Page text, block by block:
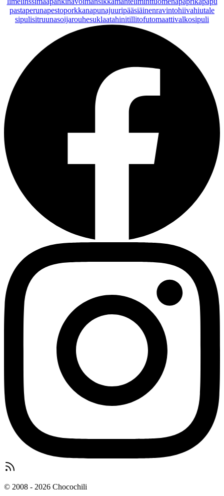
pastaperunapestoporkkanapunajuuripääsiäinenravintohiivahiutale
sipulisitruunasoijarouhesuklaatahinitillitofutomaattivalkosipuli
© 2008 - 2026 Chocochili